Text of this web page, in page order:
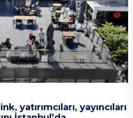
yatırımcıları, yayıncıları